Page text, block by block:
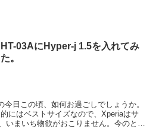
HT-03AにHyper-j 1.5を入れてみ
た。
日この頃、如何お過ごしでしょうか。
にはベストサイズなので、Xperiaはサ
いまいち物欲がおこりません。今のとこ